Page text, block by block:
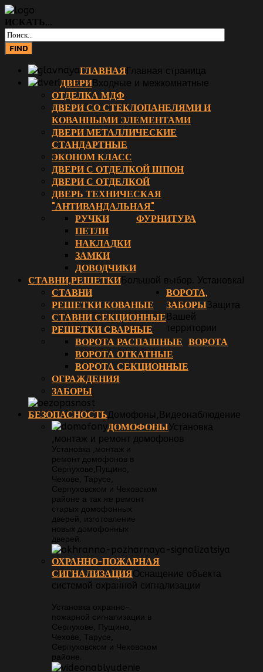
ИСКАТЬ...
ГЛАВНАЯГлавная страница
ДВЕРИВходные и межкомнатные
ОТДЕЛКА МДФ
ДВЕРИ СО СТЕКЛОПАНЕЛЯМИ И
КОВАННЫМИ ЭЛЕМЕНТАМИ
ДВЕРИ МЕТАЛЛИЧЕСКИЕ
СТАНДАРТНЫЕ
ЭКОНОМ КЛАСС
ДВЕРИ С ОТДЕЛКОЙ ШПОН
ДВЕРИ С ОТДЕЛКОЙ
ДВЕРЬ ТЕХНИЧЕСКАЯ
"АНТИВАНДАЛЬНАЯ"
ФУРНИТУРА
РУЧКИ
ПЕТЛИ
НАКЛАДКИ
ЗАМКИ
ДОВОДЧИКИ
СТАВНИ,РЕШЕТКИБольшой выбор. Установка!
СТАВНИ
РЕШЕТКИ КОВАНЫЕ
СТАВНИ СЕКЦИОННЫЕ
РЕШЕТКИ СВАРНЫЕ
ВОРОТА,
ЗАБОРЫЗащита
Вашей
территории
ВОРОТА
ВОРОТА РАСПАШНЫЕ
ВОРОТА ОТКАТНЫЕ
ВОРОТА СЕКЦИОННЫЕ
ОГРАЖДЕНИЯ
ЗАБОРЫ
БЕЗОПАСНОСТЬДомофоны,Видеонаблюдение
ДОМОФОНЫУстановка
,монтаж и ремонт домофонов
Установка ,монтаж и
ремонт домофонов в
Серпухове,Пущино,
Чехове, Тарусе,
Серпуховском и Чеховском
районе а так же ремонт
старых домофонных
дверей, изготовление
новых домофонных
дверей.
ОХРАННО-ПОЖАРНАЯ
СИГНАЛИЗАЦИЯОснащение объекта
системой охранной сигнализации
Установка охранно-
пожарной сигнализации в
Серпухове, Пущино,
Чехове, Тарусе,
Серпуховском и Чеховском
районе.